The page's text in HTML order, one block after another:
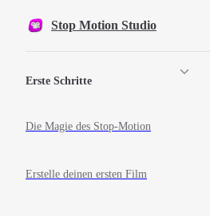
Skip to content
Stop Motion Studio
Erste Schritte
Die Magie des Stop-Motion
Erstelle deinen ersten Film